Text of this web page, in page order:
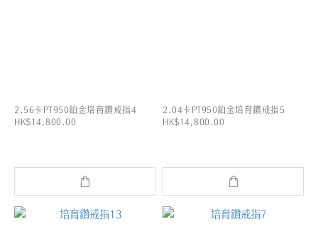
2.56卡PT950鉑金培育鑽戒指4
HK$14,800.00
2.04卡PT950鉑金培育鑽戒指5
HK$14,800.00